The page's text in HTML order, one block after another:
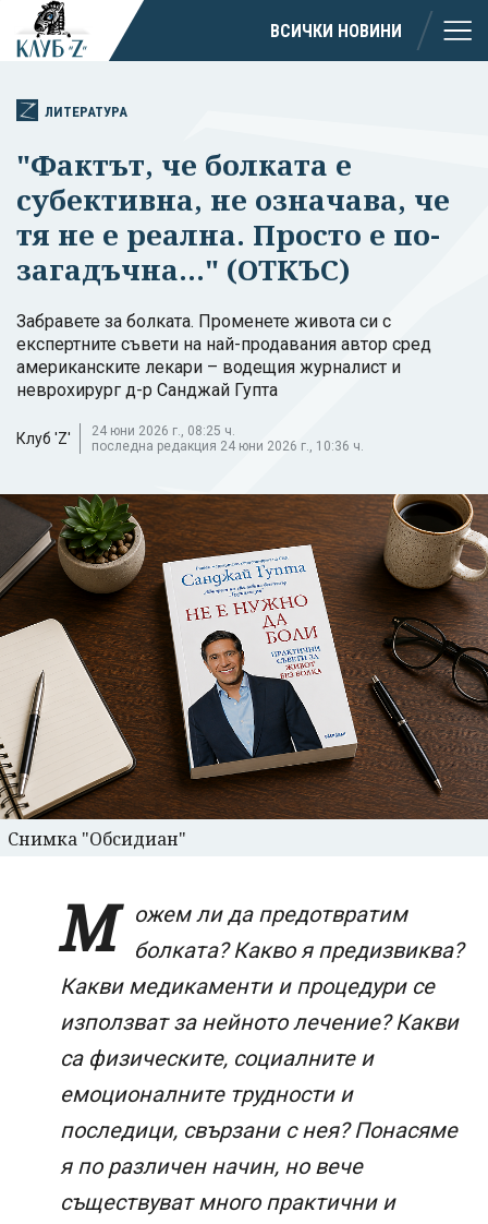
ВСИЧКИ НОВИНИ
ЛИТЕРАТУРА
"Фактът, че болката е
субективна, не означава, че
тя не е реална. Просто е по-
загадъчна..." (ОТКЪС)
Забравете за болката. Променете живота си с
експертните съвети на най-продавания автор сред
американските лекари – водещия журналист и
неврохирург д-р Санджай Гупта
Клуб 'Z'
24 юни 2026 г., 08:25 ч.
последна редакция 24 юни 2026 г., 10:36 ч.
Снимка "Обсидиан"
М
ожем ли да предотвратим
болката? Какво я предизвиква?
Какви медикаменти и процедури се
използват за нейното лечение? Какви
са физическите, социалните и
емоционалните трудности и
последици, свързани с нея? Понасяме
я по различен начин, но вече
съществуват много практични и